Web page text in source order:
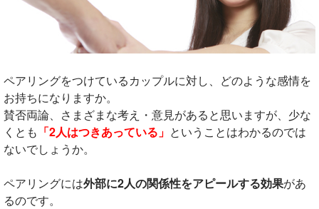
ペアリングをつけているカップルに対し、どのような感情を
お持ちになりますか。
賛否両論、さまざまな考え・意見があると思いますが、少な
くとも 「2人はつきあっている」 ということはわかるのでは
ないでしょうか。
ペアリングには外部に2人の関係性をアピールする効果があ
るのです。